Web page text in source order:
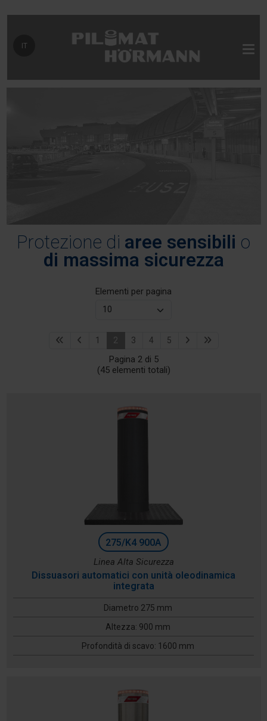
Seleziona la tua lingua
IT
Protezione di aree sensibili o
di massima sicurezza
Elementi per pagina
1 2 3 4 5
Pagina 2 di 5
(45 elementi totali)
275/K4 900A
Linea Alta Sicurezza
Dissuasori automatici con unità oleodinamica
integrata
Diametro 275 mm
Altezza: 900 mm
Profondità di scavo: 1600 mm